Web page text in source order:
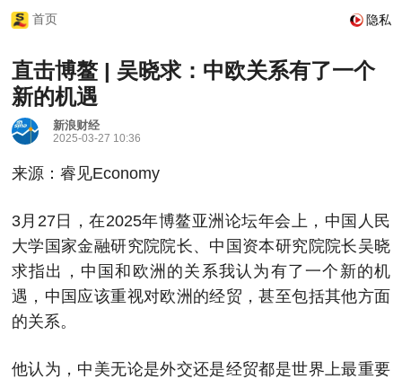
首页 隐私
直击博鳌 | 吴晓求：中欧关系有了一个
新的机遇
新浪财经
2025-03-27 10:36
来源：睿见Economy
3月27日，在2025年博鳌亚洲论坛年会上，中国人民
大学国家金融研究院院长、中国资本研究院院长吴晓
求指出，中国和欧洲的关系我认为有了一个新的机
遇，中国应该重视对欧洲的经贸，甚至包括其他方面
的关系。
他认为，中美无论是外交还是经贸都是世界上最重要